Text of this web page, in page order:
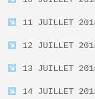
11 JUILLET
12 JUILLET
13 JUILLET
14 JUILLET